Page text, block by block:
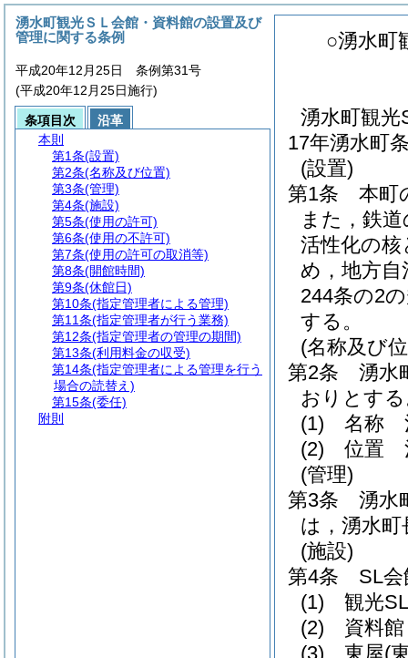
○湧水町
湧水町観光
17年湧水町
(設置)
第1条
本町
また，鉄
活性化の
め，地方自
244条の2
する。
(名称及び
第2条
湧水
おりとす
(1)
名称
(2)
位置
(管理)
第3条
湧水
は，湧水町
(施設)
第4条
SL
(1)
観光
(2)
資料館
(3)
東屋(
湧水町観光ＳＬ会館・資料館の設置及び
管理に関する条例
平成20年12月25日 条例第31号
(平成20年12月25日施行)
条項目次
沿革
本則
第1条(設置)
第2条(名称及び位置)
第3条(管理)
第4条(施設)
第5条(使用の許可)
第6条(使用の不許可)
第7条(使用の許可の取消等)
第8条(開館時間)
第9条(休館日)
第10条(指定管理者による管理)
第11条(指定管理者が行う業務)
第12条(指定管理者の管理の期間)
第13条(利用料金の収受)
第14条(指定管理者による管理を行う
場合の読替え)
第15条(委任)
附則